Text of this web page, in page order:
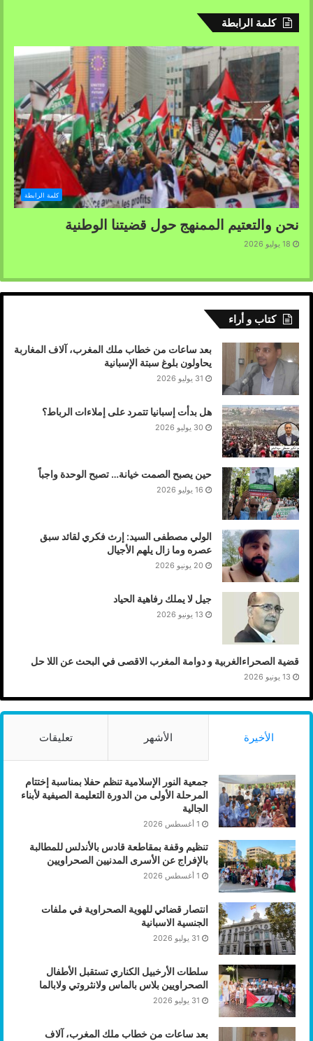
كلمة الرابطة
كلمة الرابطة
نحن والتعتيم الممنهج حول قضيتنا الوطنية
18 يوليو 2026
كتاب و أراء
بعد ساعات من خطاب ملك المغرب، آلاف المغاربة
يحاولون بلوغ سبتة الإسبانية
31 يوليو 2026
هل بدأت إسبانيا تتمرد على إملاءات الرباط؟
30 يوليو 2026
حين يصبح الصمت خيانة… تصبح الوحدة واجباً
16 يوليو 2026
الولي مصطفى السيد: إرث فكري لقائد سبق
عصره وما زال يلهم الأجيال
20 يونيو 2026
جيل لا يملك رفاهية الحياد
13 يونيو 2026
قضية الصحراءالغربية و دوامة المغرب الاقصى في البحث عن اللا حل
13 يونيو 2026
الأخيرة الأشهر تعليقات
جمعية النور الإسلامية تنظم حفلا بمناسبة إختتام
المرحلة الأولى من الدورة التعليمة الصيفية لأبناء
الجالية
1 أغسطس 2026
تنظيم وقفة بمقاطعة قادس بالأندلس للمطالبة
بالإفراج عن الأسرى المدنيين الصحراويين
1 أغسطس 2026
انتصار قضائي للهوية الصحراوية في ملفات
الجنسية الاسبانية
31 يوليو 2026
سلطات الأرخبيل الكناري تستقبل الأطفال
الصحراويين بلاس بالماس ولانثروتي ولابالما
31 يوليو 2026
بعد ساعات من خطاب ملك المغرب، آلاف